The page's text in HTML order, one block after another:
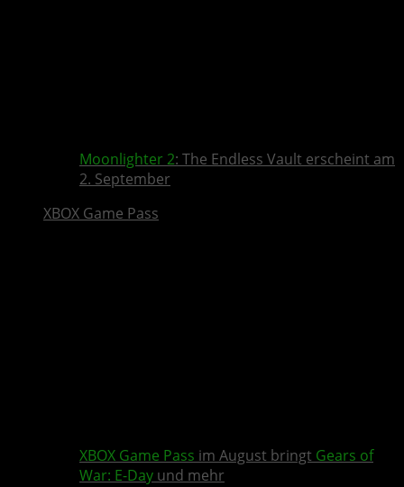
Moonlighter 2: The Endless Vault erscheint am
2. September
XBOX Game Pass
XBOX Game Pass im August bringt Gears of
War: E-Day und mehr